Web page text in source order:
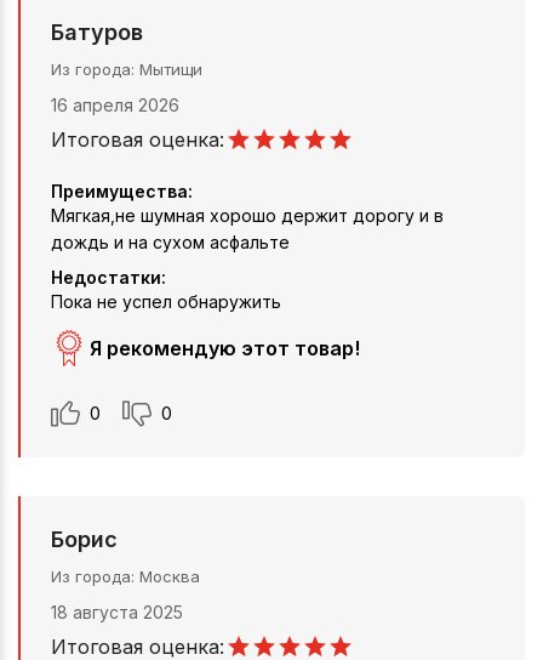
Батуров
Из города Мытищи
16 апреля 2026
Итоговая оценка:
Преимущества:
Мягкая,не шумная хорошо держит дорогу и в
дождь и на сухом асфальте
Недостатки:
Пока не успел обнаружить
Я рекомендую этот товар!
0 0
Борис
Из города Москва
18 августа 2025
Итоговая оценка: